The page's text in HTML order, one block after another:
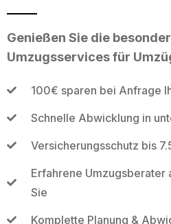
Genießen Sie die
Umzugsservices für
100€ sparen bei Anfrage
Schnelle Abwicklung in
Versicherungsschutz bis
Erfahrene Umzugsberater
Sie
Komplette Planung &